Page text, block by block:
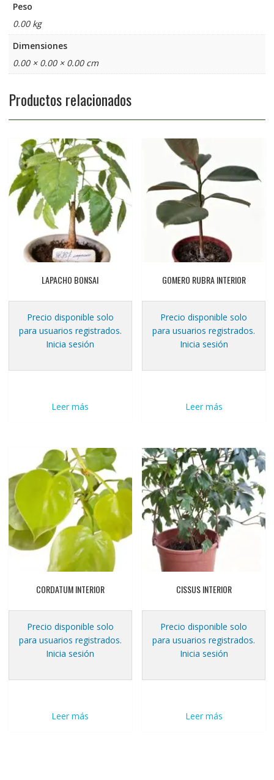
Peso
0.00 kg
Dimensiones
0.00 × 0.00 × 0.00 cm
Productos relacionados
LAPACHO BONSAI
Precio disponible solo
para usuarios registrados.
Inicia sesión
Leer más
GOMERO RUBRA INTERIOR
Precio disponible solo
para usuarios registrados.
Inicia sesión
Leer más
CORDATUM INTERIOR
Precio disponible solo
para usuarios registrados.
Inicia sesión
Leer más
CISSUS INTERIOR
Precio disponible solo
para usuarios registrados.
Inicia sesión
Leer más